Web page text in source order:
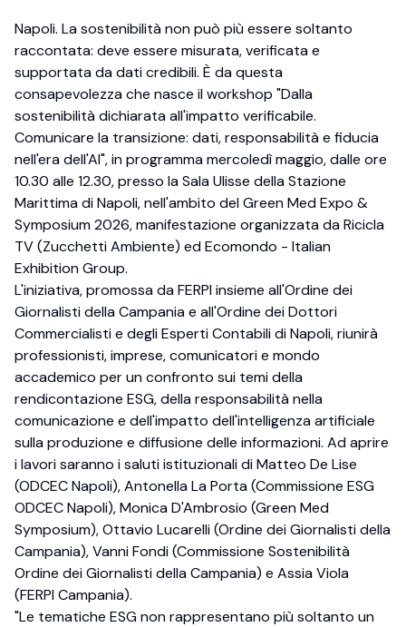
Napoli. La sostenibilità non può più essere soltanto
raccontata: deve essere misurata, verificata e
supportata da dati credibili. È da questa
consapevolezza che nasce il workshop "Dalla
sostenibilità dichiarata all'impatto verificabile.
Comunicare la transizione: dati, responsabilità e fiducia
nell'era dell'AI", in programma mercoledì maggio, dalle ore
10.30 alle 12.30, presso la Sala Ulisse della Stazione
Marittima di Napoli, nell'ambito del Green Med Expo &
Symposium 2026, manifestazione organizzata da Ricicla
TV (Zucchetti Ambiente) ed Ecomondo - Italian
Exhibition Group.
L'iniziativa, promossa da FERPI insieme all'Ordine dei
Giornalisti della Campania e all'Ordine dei Dottori
Commercialisti e degli Esperti Contabili di Napoli, riunirà
professionisti, imprese, comunicatori e mondo
accademico per un confronto sui temi della
rendicontazione ESG, della responsabilità nella
comunicazione e dell'impatto dell'intelligenza artificiale
sulla produzione e diffusione delle informazioni. Ad aprire
i lavori saranno i saluti istituzionali di Matteo De Lise
(ODCEC Napoli), Antonella La Porta (Commissione ESG
ODCEC Napoli), Monica D'Ambrosio (Green Med
Symposium), Ottavio Lucarelli (Ordine dei Giornalisti della
Campania), Vanni Fondi (Commissione Sostenibilità
Ordine dei Giornalisti della Campania) e Assia Viola
(FERPI Campania).
"Le tematiche ESG non rappresentano più soltanto un